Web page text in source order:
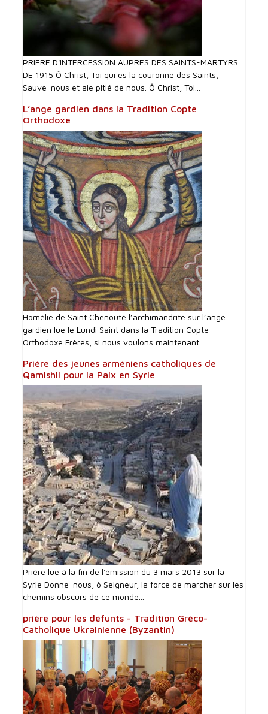
PRIERE D'INTERCESSI0N AUPRES DES SAINTS-MARTYRS
DE 1915 Ô Christ, Toi qui es la couronne des Saints,
Sauve-nous et aie pitié de nous. Ô Christ, Toi...
L’ange gardien dans la Tradition Copte
Orthodoxe
Homélie de Saint Chenouté l’archimandrite sur l’ange
gardien lue le Lundi Saint dans la Tradition Copte
Orthodoxe Frères, si nous voulons maintenant...
Prière des jeunes arméniens catholiques de
Qamishli pour la Paix en Syrie
Prière lue à la fin de l'émission du 3 mars 2013 sur la
Syrie Donne-nous, ô Seigneur, la force de marcher sur les
chemins obscurs de ce monde...
prière pour les défunts - Tradition Gréco-
Catholique Ukrainienne (Byzantin)